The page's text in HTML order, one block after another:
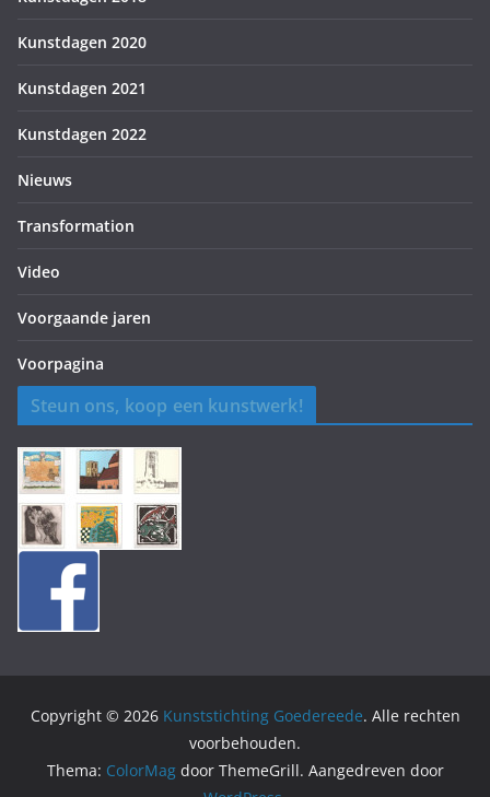
Kunstdagen 2020
Kunstdagen 2021
Kunstdagen 2022
Nieuws
Transformation
Video
Voorgaande jaren
Voorpagina
Steun ons, koop een kunstwerk!
Copyright © 2026 Kunststichting Goedereede. Alle rechten
voorbehouden.
Thema: ColorMagdoor ThemeGrill. Aangedreven door